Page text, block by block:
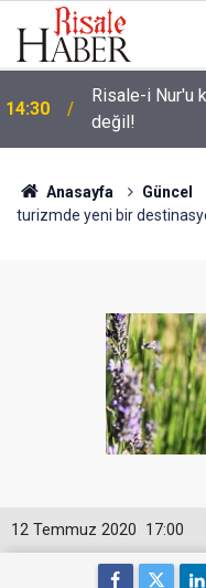
14:00
Üniversite
yönlendirdiği
Anasayfa Güncel
turizmde yeni bir
17:00
12 Temmuz 2020